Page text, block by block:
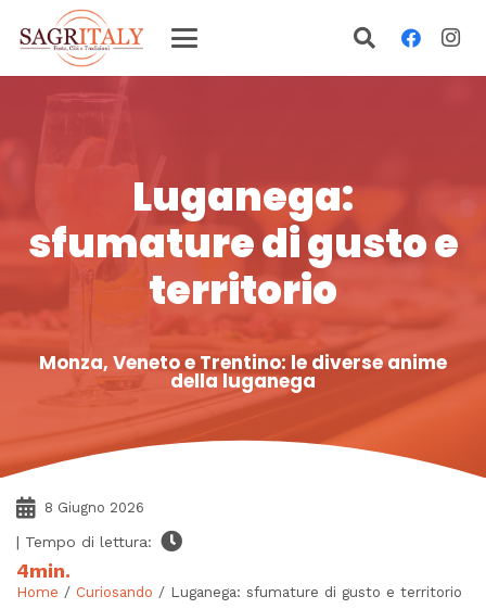
Luganega:
sfumature di gusto e
territorio
Monza, Veneto e Trentino: le diverse anime
della luganega
8 Giugno 2026
| Tempo di lettura:
4min.
Home / Curiosando / Luganega: sfumature di gusto e territorio